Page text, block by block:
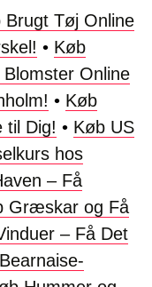
Brugt Tøj Online
• Køb
Online
• Køb
til Dig! • Køb US
hos
– Få
Græskar og Få
– Få Det